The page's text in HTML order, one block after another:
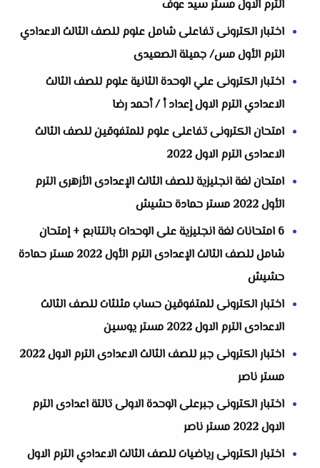
الترم الاول مستر سيد عوف
اختبار الكترونى تفاعلى شامل علوم للصف الثالث الاعدادي
الترم الأول مس/ جميلة الصعيدى
اختبار الكترونى علي الوحدة الثانية علوم للصف الثالث
الاعدادي الترم الاول إعداد أ / أحمد رضا
امتحان الكترونى تفاعلى علوم للمتفوقين للصف الثالث
الاعدادى الترم الاول 2022
‏‏امتحان لغة انجليزية للصف الثالث الإعدادى الأزهرى الترم
الأول 2022 مستر حمادة حشيش
6 امتحانات لغة انجليزية على الوحدات بالتتابع + إمتحان
شامل للصف الثالث الإعدادى الترم الأول 2022 مستر حمادة
حشيش
اختبار الكترونى للمتفوقين حساب مثلثات للصف الثالث
الاعدادى الترم الاول 2022 مستر يوسين
اختبار الكترونى جبر للصف الثالث الاعدادى الترم الاول 2022
مستر ناصر
اختبار الكترونى جبرعلى الوحدة الاولى تالتة اعدادى الترم
الاول 2022 مستر ناصر
اختبار الكترونى رياضيات للصف الثالث الاعدادي الترم الاول